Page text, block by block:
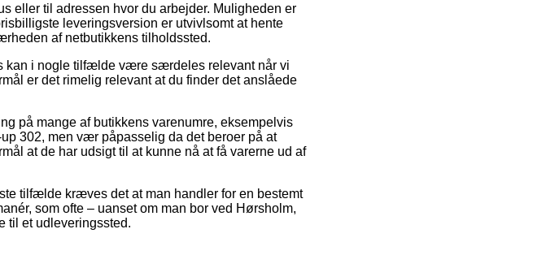
eller til adressen hvor du arbejder. Muligheden er
leveringsversion er utvivlsomt at hente
af netbutikkens tilholdssted.
kan i nogle tilfælde være særdeles relevant når vi
er det rimelig relevant at du finder det anslåede
på mange af butikkens varenumre, eksempelvis
302, men vær påpasselig da det beroer på at
at de har udsigt til at kunne nå at få varerne ud af
tilfælde kræves det at man handler for en bestemt
som ofte – uanset om man bor ved Hørsholm,
til et udleveringssted.